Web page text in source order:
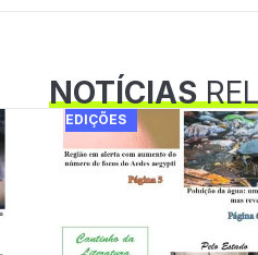
NOTÍCIAS
EDIÇÕES